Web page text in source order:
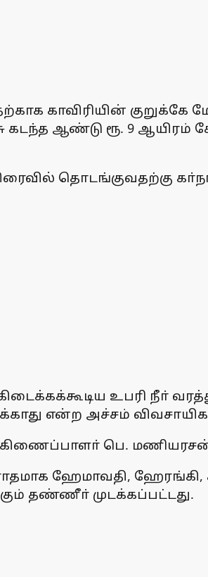
காவிரியின் குறுக்கே
ஆண்டு ரூ. 9 ஆயிரம்
தொடங்குவதற்கு கா்நாடக
உபரி நீா்
என்ற அச்சம்
பெ.
ஹேமாவதி,
தண்ணீா் முடக்கப்பட்டது.